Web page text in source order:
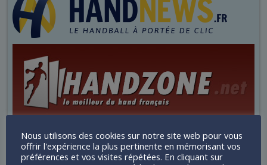
Nous utilisons des cookies sur notre site web pour vous
offrir l'expérience la plus pertinente en mémorisant vos
préférences et vos visites répétées. En cliquant sur